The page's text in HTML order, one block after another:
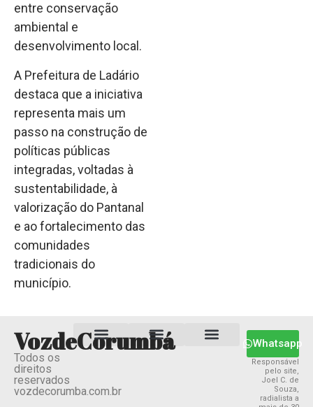
entre conservação
ambiental e
desenvolvimento local.
A Prefeitura de Ladário
destaca que a iniciativa
representa mais um
passo na construção de
políticas públicas
integradas, voltadas à
sustentabilidade, à
valorização do Pantanal
e ao fortalecimento das
comunidades
tradicionais do
município.
VozdeCorumbá
Todos os
direitos
reservados
vozdecorumba.com.br
Whatsapp
Responsável
pelo site,
Joel C. de
Souza,
radialista a